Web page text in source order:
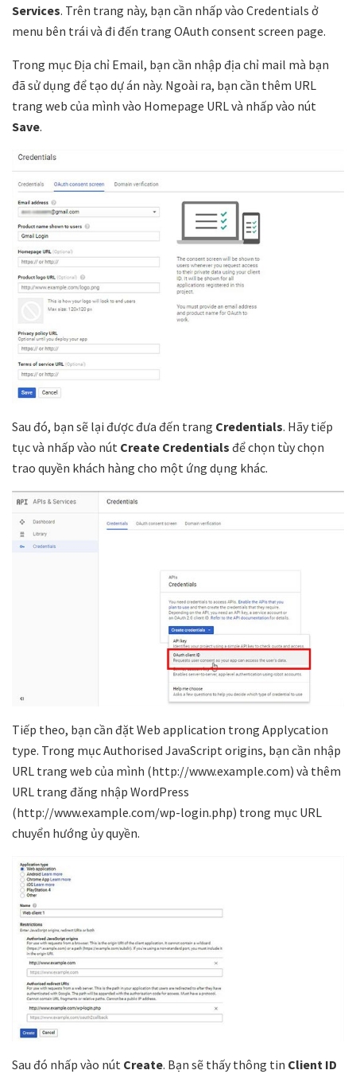
Services. Trên trang này, bạn cần nhấp vào Credentials ở
menu bên trái và đi đến trang OAuth consent screen page.
Trong mục Địa chỉ Email, bạn cần nhập địa chỉ mail mà bạn
đã sử dụng để tạo dự án này. Ngoài ra, bạn cần thêm URL
trang web của mình vào Homepage URL và nhấp vào nút
Save.
Sau đó, bạn sẽ lại được đưa đến trang Credentials. Hãy tiếp
tục và nhấp vào nút Create Credentials để chọn tùy chọn
trao quyền khách hàng cho một ứng dụng khác.
Tiếp theo, bạn cần đặt Web application trong Applycation
type. Trong mục Authorised JavaScript origins, bạn cần nhập
URL trang web của mình (http://www.example.com) và thêm
URL trang đăng nhập WordPress
(http://www.example.com/wp-login.php) trong mục URL
chuyển hướng ủy quyền.
Sau đó nhấp vào nút Create. Bạn sẽ thấy thông tin Client ID